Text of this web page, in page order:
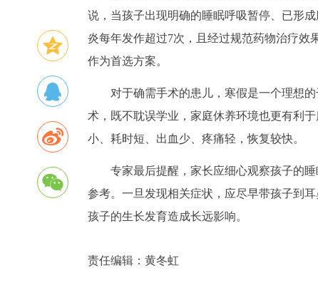
说，当孩子出现明确的睡眠呼吸暂停、已形
炎每年发作超过7次，且经过规范药物治疗效
作为首选方案。
对于确需手术的患儿，寒假是一个理想
术，既不耽误学业，家庭休养环境也更有利
小、耗时短、出血少、疼痛轻，恢复较快。
专家最后提醒，家长应细心观察孩子的
参考。一旦发现相关症状，应尽早带孩子到
孩子的生长发育造成长远影响。
责任编辑： 黄冬虹